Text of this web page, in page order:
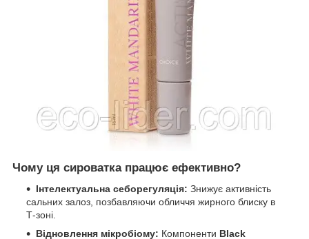
Чому ця сироватка працює ефективно?
Інтелектуальна себорегуляція: Знижує активність
сальних залоз, позбавляючи обличчя жирного блиску в
Т-зоні.
Відновлення мікробіому: Компоненти Black